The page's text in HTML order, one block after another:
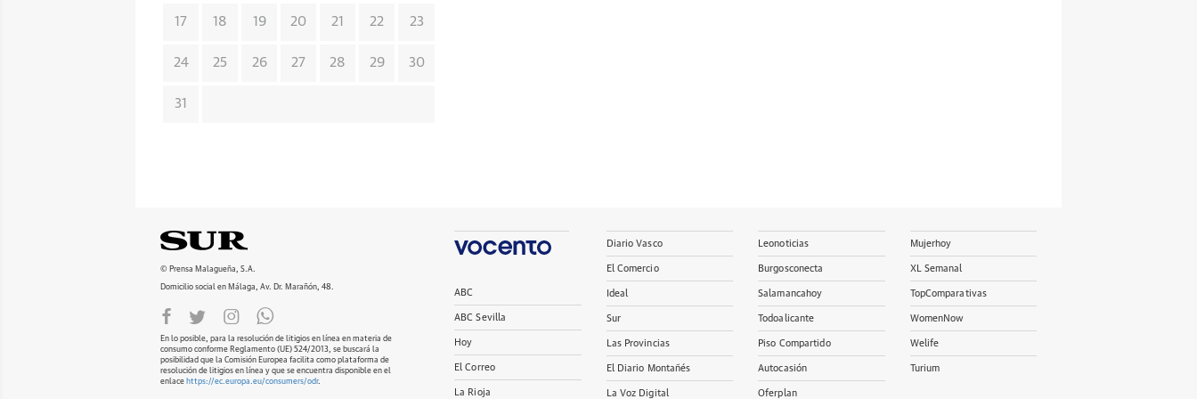
17 18 19 20 21 22 23
24 25 26 27 28 29 30
31
© Prensa Malagueña, S.A.
Domicilio social en Málaga, Av. Dr. Marañón, 48.
En lo posible, para la resolución de litigios en línea en materia de
consumo conforme Reglamento (UE) 524/2013, se buscará la
posibilidad que la Comisión Europea facilita como plataforma de
resolución de litigios en línea y que se encuentra disponible en el
enlace https://ec.europa.eu/consumers/odr.
ABC
ABC Sevilla
Hoy
El Correo
La Rioja
Diario Vasco
El Comercio
Ideal
Sur
Las Provincias
El Diario Montañés
La Voz Digital
Leonoticias
Burgosconecta
Salamancahoy
Todoalicante
Piso Compartido
Autocasión
Oferplan
Mujerhoy
XL Semanal
TopComparativas
WomenNow
Welife
Turium